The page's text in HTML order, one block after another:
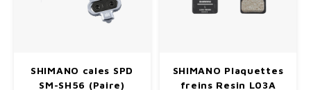
SHIMANO cales SPD
SM-SH56 (Paire)
SHIMANO Plaquettes
freins Resin L03A